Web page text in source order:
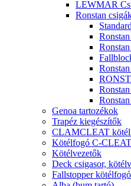
LEWMAR
Ronstan
Genoa tartozékok
Trapéz kiegészítők
CLAMCLEAT
Kötélfogó C-
Kötélvezetők
Deck csigasor,
Fallstopper